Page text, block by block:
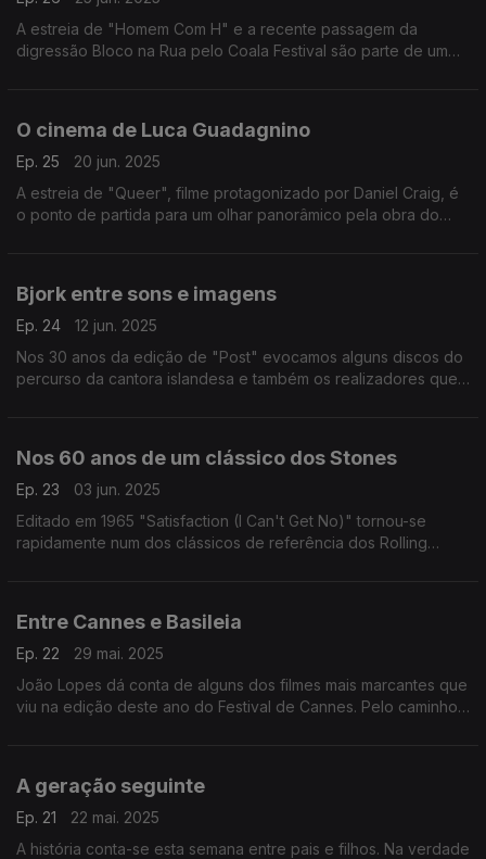
A estreia de "Homem Com H" e a recente passagem da
digressão Bloco na Rua pelo Coala Festival são parte de um
O cinema de Luca Guadagnino
Ep. 25
20 jun. 2025
A estreia de "Queer", filme protagonizado por Daniel Craig, é
o ponto de partida para um olhar panorâmico pela obra do
Bjork entre sons e imagens
Ep. 24
12 jun. 2025
Nos 30 anos da edição de "Post" evocamos alguns discos do
percurso da cantora islandesa e também os realizadores que
Nos 60 anos de um clássico dos Stones
Ep. 23
03 jun. 2025
Editado em 1965 "Satisfaction (I Can't Get No)" tornou-se
rapidamente num dos clássicos de referência dos Rolling
Entre Cannes e Basileia
Ep. 22
29 mai. 2025
João Lopes dá conta de alguns dos filmes mais marcantes que
viu na edição deste ano do Festival de Cannes. Pelo caminho
A geração seguinte
Ep. 21
22 mai. 2025
A história conta-se esta semana entre pais e filhos. Na verdade